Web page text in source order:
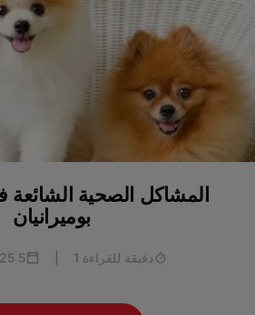
المشاكل الصحية
بوميرانيان
دقيقة للقراءة 1 5 August 2025